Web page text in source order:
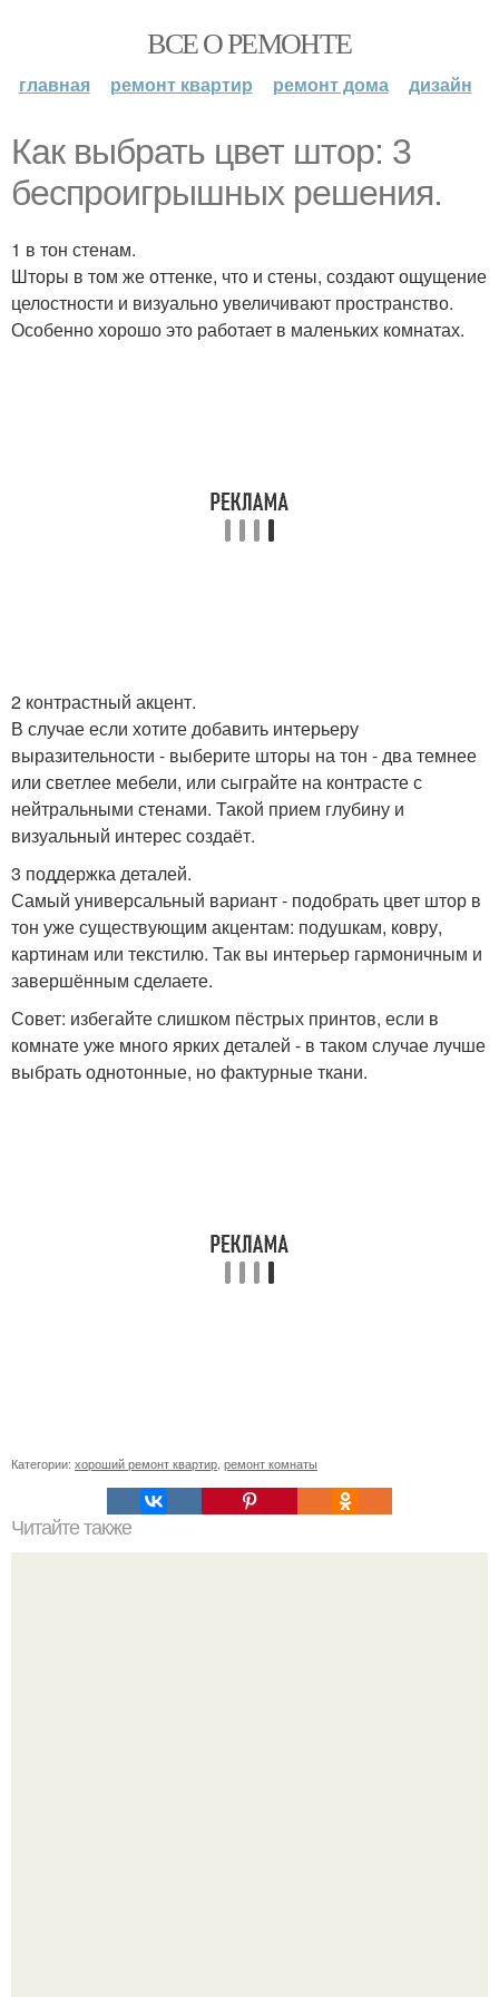
ВСЕ О РЕМОНТЕ
главная ремонт квартир ремонт дома дизайн
Как выбрать цвет штор: 3
беспроигрышных решения.
1 в тон стенам.
Шторы в том же оттенке, что и стены, создают ощущение
целостности и визуально увеличивают пространство.
Особенно хорошо это работает в маленьких комнатах.
2 контрастный акцент.
В случае если хотите добавить интерьеру
выразительности - выберите шторы на тон - два темнее
или светлее мебели, или сыграйте на контрасте с
нейтральными стенами. Такой прием глубину и
визуальный интерес создаёт.
3 поддержка деталей.
Самый универсальный вариант - подобрать цвет штор в
тон уже существующим акцентам: подушкам, ковру,
картинам или текстилю. Так вы интерьер гармоничным и
завершённым сделаете.
Совет: избегайте слишком пёстрых принтов, если в
комнате уже много ярких деталей - в таком случае лучше
выбрать однотонные, но фактурные ткани.
Категории: хороший ремонт квартир ремонт комнаты
Читайте также